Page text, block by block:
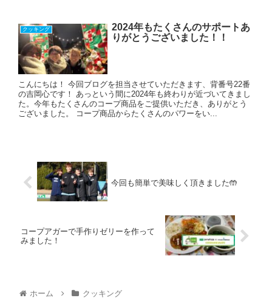
クッキング
2024年もたくさんのサポートあ
りがとうございました！！
こんにちは！ 今回ブログを担当させていただきます、背番号22番
の吉岡心です！ あっという間に2024年も終わりが近づいてきまし
た。今年もたくさんのコープ商品をご提供いただき、ありがとう
ございました。 コープ商品からたくさんのパワーをい...
今回も簡単で美味しく頂きました🤲
コープアガーで手作りゼリーを作って
みました！
ホーム クッキング